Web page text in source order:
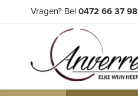
Vragen? Bel 0472 66 37 98